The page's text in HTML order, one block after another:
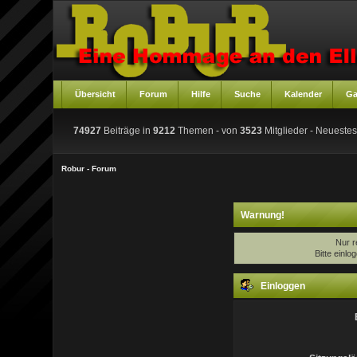
Übersicht Forum Hilfe Suche Kalender
74927 Beiträge in9212 Themen - von3523 Mitglieder -
Robur - Forum
Warnung!
Nur
Bitte
Einloggen